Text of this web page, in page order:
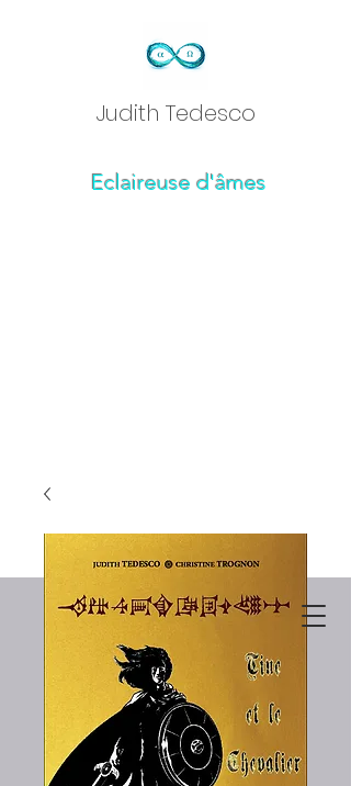
Judith Tedesco
Eclaireuse d'âmes